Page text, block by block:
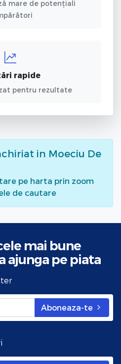
mare de potențiali
rapide
pentru rezultate
in Moeciu De
pe harta prin zoom
de cautare
mai bune
ajunga pe piata
Aboneaza-te